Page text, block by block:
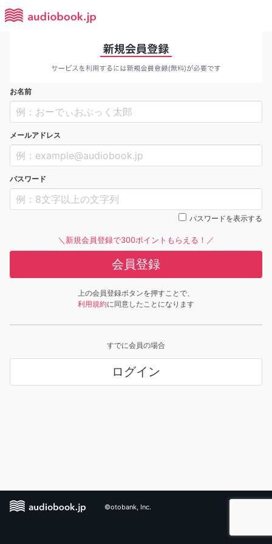
お名前
メールアドレス
パスワード
パスワードを表示する
＼新規会員登録で300ポイントもらえる！／
会員登録
上の会員登録ボタンを押すことで、
利用規約に同意したことになります
すでに会員の場合
ログイン
©otobank, Inc.